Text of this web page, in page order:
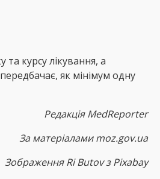
курсу лікування, а
як мінімум одну
Редакція MedReporter
За матеріалами moz.gov.ua
Зображення Ri Butov з Pixabay